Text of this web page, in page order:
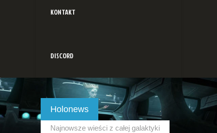
KONTAKT
DISCORD
Holonews
Najnowsze wieści z całej galaktyki